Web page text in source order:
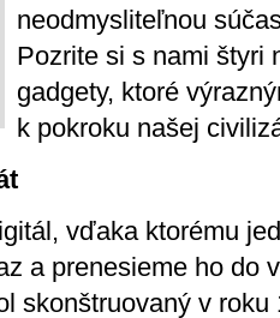
neodmysliteľnou
Pozrite si s nami štyri
gadgety, ktoré
k pokroku našej
vďaka ktorému
a prenesieme ho do
skonštruovaný v roku